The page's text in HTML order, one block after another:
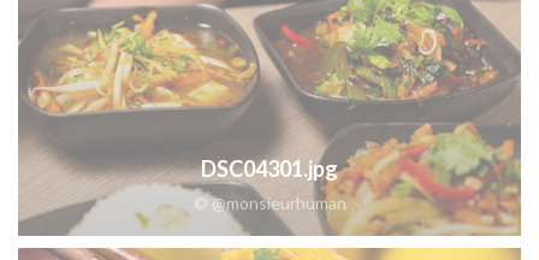
DSC04301.jpg
© @monsieurhuman